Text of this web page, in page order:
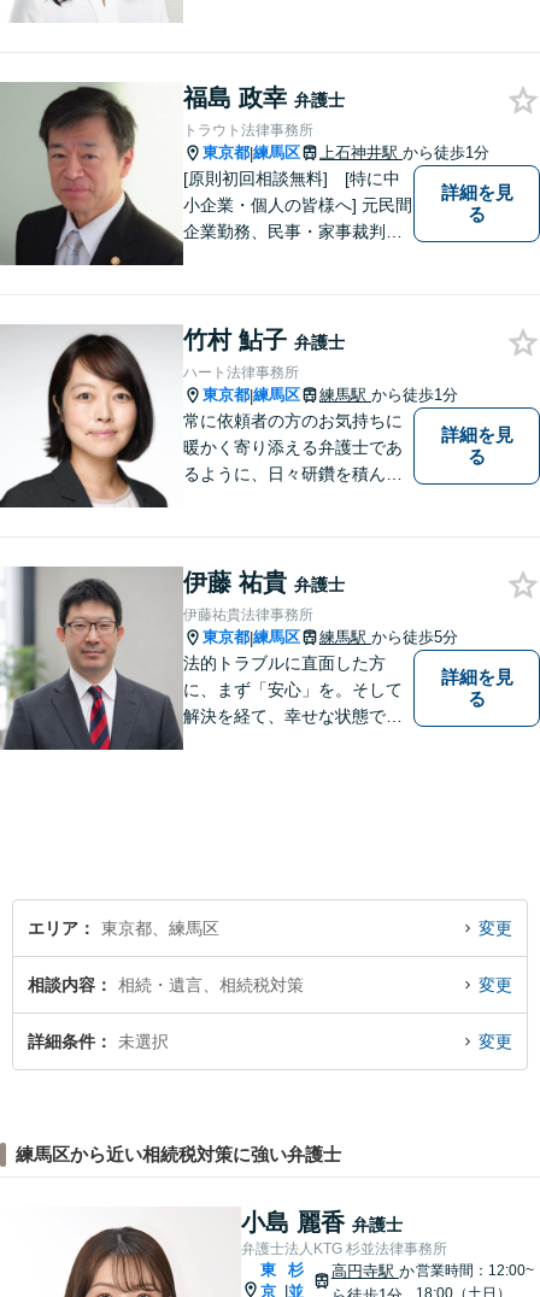
福島 政幸 弁護士
トラウト法律事務所
東京都|練馬区 上石神井駅 から徒歩1分
[原則初回相談無料] [特に中
小企業・個人の皆様へ] 元民間
企業勤務、民事・家事裁判官
として、オールラウンドに対
応します。
詳細を見
る
竹村 鮎子 弁護士
ハート法律事務所
東京都|練馬区 練馬駅 から徒歩1分
常に依頼者の方のお気持ちに
暖かく寄り添える弁護士であ
るように、日々研鑽を積んで
相談を多く受けております。
皆様が明るい未来を進めるよ
うに、法律の面から力になり
ます。
詳細を見
る
伊藤 祐貴 弁護士
伊藤祐貴法律事務所
東京都|練馬区 練馬駅 から徒歩5分
法的トラブルに直面した方
に、まず「安心」を。そして
解決を経て、幸せな状態で当
詳細を見
る
エリア 東京都、練馬区 変更
相談内容 相続・遺言、相続税対策 変更
詳細条件 未選択 変更
練馬区から近い相続税対策に強い弁護士
小島 麗香 弁護士
弁護士法人KTG 杉並法律事務所
東
京
杉
並
高円寺駅 か営業時間：12:00~
18:00（土日）